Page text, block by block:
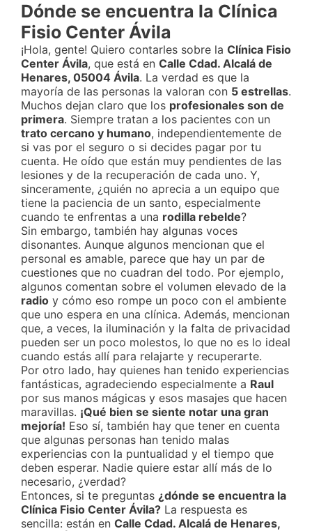
Dónde se encuentra la Clínica
Fisio Center Ávila
¡Hola, gente! Quiero contarles sobre la Clínica Fisio
Center Ávila, que está en Calle Cdad. Alcalá de
Henares, 05004 Ávila. La verdad es que la
mayoría de las personas la valoran con 5 estrellas.
Muchos dejan claro que los profesionales son de
primera. Siempre tratan a los pacientes con un
trato cercano y humano, independientemente de
si vas por el seguro o si decides pagar por tu
cuenta. He oído que están muy pendientes de las
lesiones y de la recuperación de cada uno. Y,
sinceramente, ¿quién no aprecia a un equipo que
tiene la paciencia de un santo, especialmente
cuando te enfrentas a una rodilla rebelde?
Sin embargo, también hay algunas voces
disonantes. Aunque algunos mencionan que el
personal es amable, parece que hay un par de
cuestiones que no cuadran del todo. Por ejemplo,
algunos comentan sobre el volumen elevado de la
radio y cómo eso rompe un poco con el ambiente
que uno espera en una clínica. Además, mencionan
que, a veces, la iluminación y la falta de privacidad
pueden ser un poco molestos, lo que no es lo ideal
cuando estás allí para relajarte y recuperarte.
Por otro lado, hay quienes han tenido experiencias
fantásticas, agradeciendo especialmente a Raul
por sus manos mágicas y esos masajes que hacen
maravillas. ¡Qué bien se siente notar una gran
mejoría! Eso sí, también hay que tener en cuenta
que algunas personas han tenido malas
experiencias con la puntualidad y el tiempo que
deben esperar. Nadie quiere estar allí más de lo
necesario, ¿verdad?
Entonces, si te preguntas ¿dónde se encuentra la
Clínica Fisio Center Ávila? La respuesta es
sencilla: están en Calle Cdad. Alcalá de Henares,